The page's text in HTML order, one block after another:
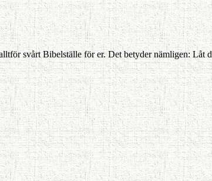
svårt Bibelställe för er. Det betyder nämligen: Låt